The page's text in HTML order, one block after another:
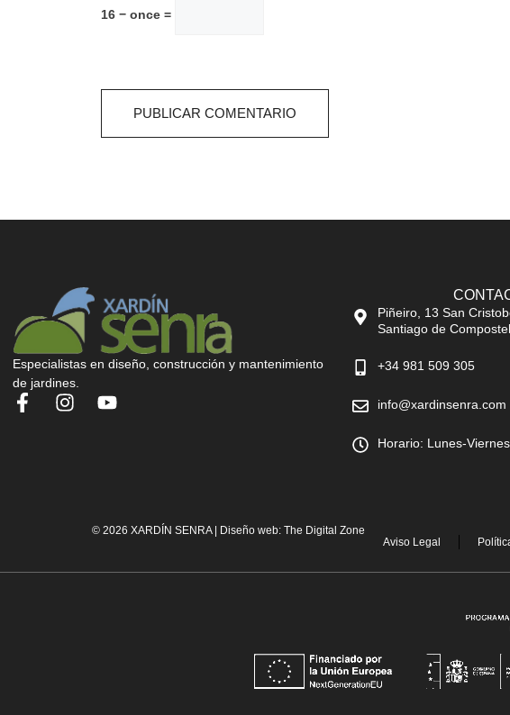
16 − once =
Especialistas en diseño, construcción y mantenimiento
de jardines.
Piñeiro, 13 San
Santiago de
+34 981 509 305
info@xardinsenra.com
Horario: Lunes-
© 2026 XARDÍN SENRA | Diseño web: The Digital Zone
Aviso Legal